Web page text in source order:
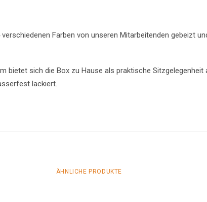
Farben von unseren Mitarbeitenden gebeizt
bietet sich die Box zu Hause als praktische Sitzgelegenheit
lackiert.
ÄHNLICHE PRODUKTE